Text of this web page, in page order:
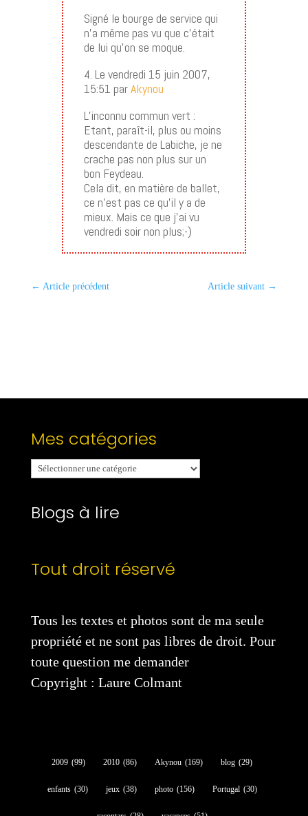
Signé le bourge de service qui
n’a même pas vu que c’était
de lui qu’on se moque.
4. Le vendredi 15 juin 2007,
15:51 parAkynou
L’inconnu commun vert :
Etant, paraît-il, plus ou moins
descendante de Labiche, je ne
crache pas non plus sur un
bon Feydeau.
Cela dit, en matière de ballet,
ce n’est pas ce qu’il y a de
mieux. Mais ce que j’ai vu
vendredi soir non plus;-)
← Article précédent Article suivant →
Mes catégories
Mes
catégories
Blogs à lire
Tout droit réservé
Tous les textes et photos sont de ma seule
propriété et ne sont pas libres de droit. Pour
toute question me demander
Copyright : Laure Colmant
2009 (99) 2010 (86) Akynou (169) blog (29)
enfants (30) jeux (38) photo (156) Portugal (30)